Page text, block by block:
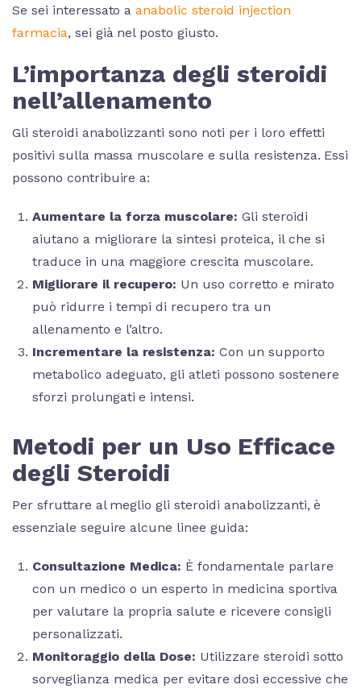
Se sei interessato aanabolic steroid injection
farmacia, sei già nel posto giusto.
L’importanza degli steroidi
nell’allenamento
Gli steroidi anabolizzanti sono noti per i loro effetti
positivi sulla massa muscolare e sulla resistenza. Essi
possono contribuire a:
Aumentare la forza muscolare: Gli steroidi
aiutano a migliorare la sintesi proteica, il che si
traduce in una maggiore crescita muscolare.
Migliorare il recupero: Un uso corretto e mirato
può ridurre i tempi di recupero tra un
allenamento e l’altro.
Incrementare la resistenza: Con un supporto
metabolico adeguato, gli atleti possono sostenere
sforzi prolungati e intensi.
Metodi per un Uso Efficace
degli Steroidi
Per sfruttare al meglio gli steroidi anabolizzanti, è
essenziale seguire alcune linee guida:
Consultazione Medica: È fondamentale parlare
con un medico o un esperto in medicina sportiva
per valutare la propria salute e ricevere consigli
personalizzati.
Monitoraggio della Dose: Utilizzare steroidi sotto
sorveglianza medica per evitare dosi eccessive che